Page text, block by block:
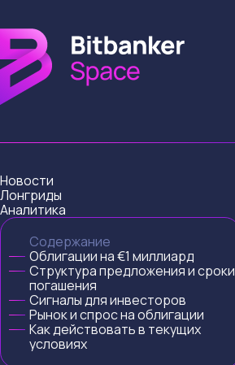
Новости
Лонгриды
Аналитика
Содержание
Облигации на €1 миллиард
Структура предложения и сроки
погашения
Сигналы для инвесторов
Рынок и спрос на облигации
Как действовать в текущих
условиях